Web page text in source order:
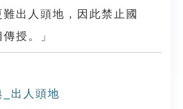
出人頭地，因此禁止國
授。」
_出人頭地